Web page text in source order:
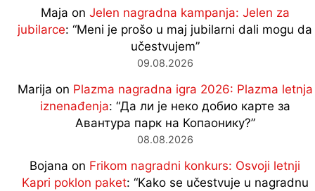
Maja on Jelen nagradna kampanja: Jelen za
jubilarce: “Meni je prošo u maj jubilarni dali mogu da
učestvujem”
09.08.2026
Marija on Plazma nagradna igra 2026: Plazma letnja
iznenađenja: “Да ли је неко добио карте за
Авантура парк на Копаонику?”
08.08.2026
Bojana on Frikom nagradni konkurs: Osvoji letnji
Kapri poklon paket: “Kako se učestvuje u nagradnu